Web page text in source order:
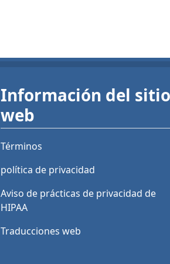
Información del sitio
web
Términos
política de privacidad
Aviso de prácticas de privacidad de
HIPAA
Traducciones web